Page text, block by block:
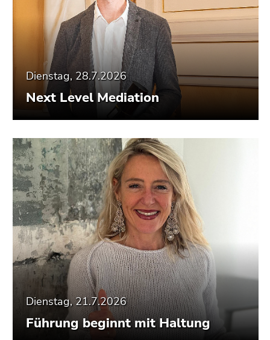
Dienstag, 28.7.2026
Next Level Mediation
Dienstag, 21.7.2026
Führung beginnt mit Haltung